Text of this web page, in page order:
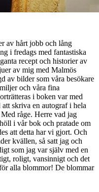
av hårt jobb och lång
i fredags med fantastiska
recept och historier av
av mig med Malmös
av bilder som våra besökare
och våra fina
i boken var med
skriva en autograf i hela
råge. Herre vad jag
i vår bok och pratade om
att detta har vi gjort. Och
kvällen, så satt jag och
som jag var själv med en
roligt, vansinnigt och det
alla blommor! De blommar